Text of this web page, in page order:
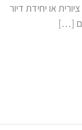
או יחידת דיור
[…]